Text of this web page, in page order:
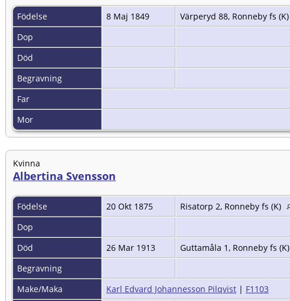
Födelse 8 Maj 1849 Värperyd 88, Ronneby fs (K)
Dop
Död
Begravning
Far
Mor
Kvinna
Albertina Svensson
Födelse 20 Okt 1875 Risatorp 2, Ronneby fs (K)
Dop
Död
26 Mar 1913 Guttamåla 1, Ronneby fs (K)
Begravning
Make/Maka
Karl Edvard Johannesson Pilqvist | F1103